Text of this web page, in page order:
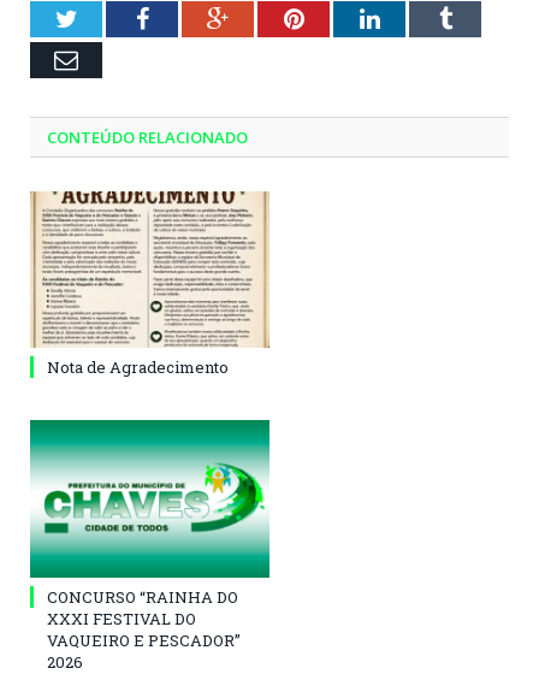
TwitterFacebookGoogle+PinterestLinkedInTumblr
Email
CONTEÚDO RELACIONADO
Nota de Agradecimento
CONCURSO “RAINHA DO
XXXI FESTIVAL DO
VAQUEIRO E PESCADOR”
2026